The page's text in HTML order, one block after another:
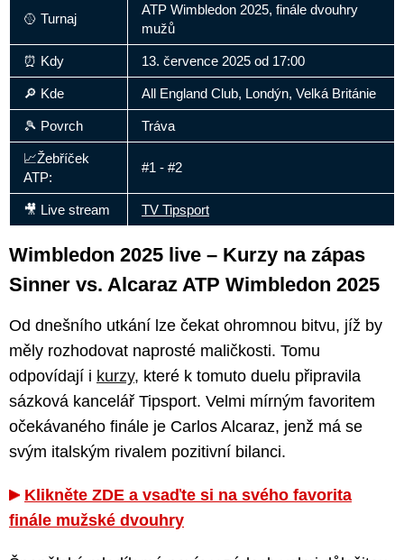
🥎 Turnaj
ATP Wimbledon 2025, finále dvouhry
mužů
⏰ Kdy 13. července 2025 od 17:00
🔎 Kde All England Club, Londýn, Velká Británie
🎾 Povrch Tráva
📈Žebříček
ATP:
#1 - #2
🎥 Live stream TV Tipsport
Wimbledon 2025 live –⁠⁠⁠⁠⁠⁠ Kurzy na zápas
Sinner vs. Alcaraz ATP Wimbledon 2025
Od dnešního utkání lze čekat ohromnou bitvu, jíž by
měly rozhodovat naprosté maličkosti. Tomu
odpovídají i kurzy, které k tomuto duelu připravila
sázková kancelář Tipsport. Velmi mírným favoritem
očekávaného finále je Carlos Alcaraz, jenž má se
svým italským rivalem pozitivní bilanci.
Klikněte ZDE a vsaďte si na svého favorita
finále mužské dvouhry